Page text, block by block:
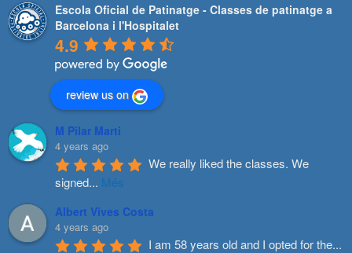
Escola Oficial de Patinatge - Classes de patinatge a
Barcelona i l'Hospitalet
4.9
review us on
M Pilar Marti
4 years ago
We really liked the classes. We
signed... Més
Albert Vives Costa
4 years ago
I am 58 years old and I opted for the...